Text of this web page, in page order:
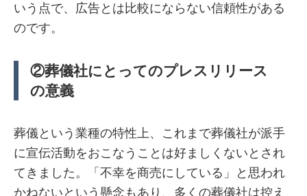
いう点で、広告とは比較にならない信頼性がある
のです。
②葬儀社にとってのプレスリリース
の意義
葬儀という業種の特性上、これまで葬儀社が派手
に宣伝活動をおこなうことは好ましくないとされ
てきました。「不幸を商売にしている」と思われ
かねないという懸念もあり、多くの葬儀社は控え